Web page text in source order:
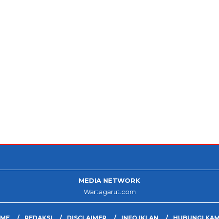
MEDIA NETWORK
Wartagarut.com